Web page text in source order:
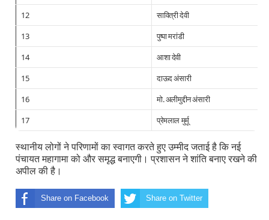
12
सावित्री देवी
13
पुष्पा मरांडी
14
आशा देवी
15
दाऊद अंसारी
16
मो. अलीमुद्दीन अंसारी
17
प्रेमलाल मुर्मू
स्थानीय लोगों ने परिणामों का स्वागत करते हुए उम्मीद जताई है कि नई
पंचायत महागामा को और समृद्ध बनाएगी। प्रशासन ने शांति बनाए रखने की
अपील की है।
Share on Facebook Share on Twitter